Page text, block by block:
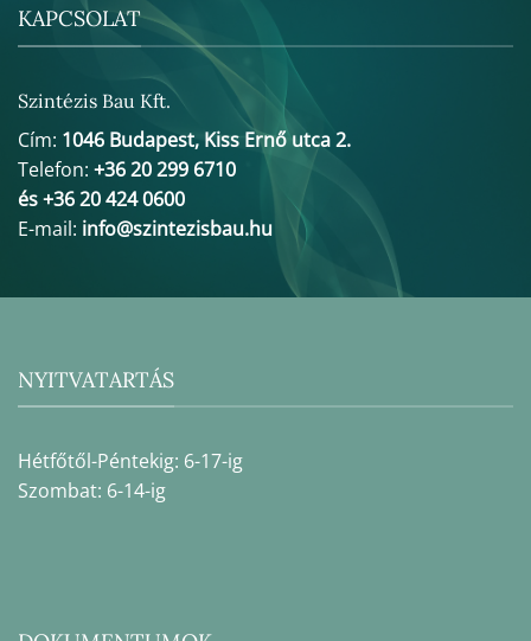
KAPCSOLAT
Szintézis Bau Kft.
Cím: 1046 Budapest, Kiss Ernő utca 2.
Telefon: +36 20 299 6710
és +36 20 424 0600
E-mail: info@szintezisbau.hu
NYITVATARTÁS
Hétfőtől-Péntekig: 6-17-ig
Szombat: 6-14-ig